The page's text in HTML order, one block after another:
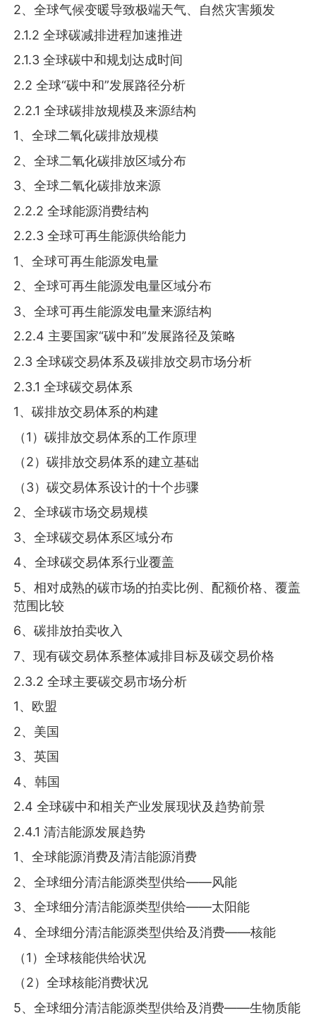
2、全球气候变暖导致极端天气、自然灾害频发
2.1.2 全球碳减排进程加速推进
2.1.3 全球碳中和规划达成时间
2.2 全球“碳中和”发展路径分析
2.2.1 全球碳排放规模及来源结构
1、全球二氧化碳排放规模
2、全球二氧化碳排放区域分布
3、全球二氧化碳排放来源
2.2.2 全球能源消费结构
2.2.3 全球可再生能源供给能力
1、全球可再生能源发电量
2、全球可再生能源发电量区域分布
3、全球可再生能源发电量来源结构
2.2.4 主要国家“碳中和”发展路径及策略
2.3 全球碳交易体系及碳排放交易市场分析
2.3.1 全球碳交易体系
1、碳排放交易体系的构建
（1）碳排放交易体系的工作原理
（2）碳排放交易体系的建立基础
（3）碳交易体系设计的十个步骤
2、全球碳市场交易规模
3、全球碳交易体系区域分布
4、全球碳交易体系行业覆盖
5、相对成熟的碳市场的拍卖比例、配额价格、覆盖
范围比较
6、碳排放拍卖收入
7、现有碳交易体系整体减排目标及碳交易价格
2.3.2 全球主要碳交易市场分析
1、欧盟
2、美国
3、英国
4、韩国
2.4 全球碳中和相关产业发展现状及趋势前景
2.4.1 清洁能源发展趋势
1、全球能源消费及清洁能源消费
2、全球细分清洁能源类型供给——风能
3、全球细分清洁能源类型供给——太阳能
4、全球细分清洁能源类型供给及消费——核能
（1）全球核能供给状况
（2）全球核能消费状况
5、全球细分清洁能源类型供给及消费——生物质能